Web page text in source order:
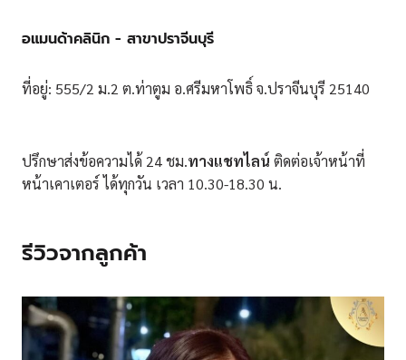
อแมนด้าคลินิก - สาขาปราจีนบุรี
ที่อยู่: 555/2 ม.2 ต.ท่าตูม อ.ศรีมหาโพธิ์ จ.ปราจีนบุรี 25140
ปรึกษาส่งข้อความได้ 24 ชม.ทางแชทไลน์ ติดต่อเจ้าหน้าที่
หน้าเคาเตอร์ ได้ทุกวัน เวลา 10.30-18.30 น.
รีวิวจากลูกค้า